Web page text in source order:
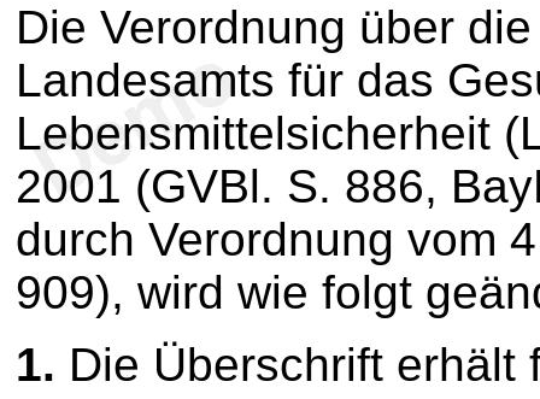
Die Verordnung über
Landesamts für das
Lebensmittelsicherheit
2001 (GVBl. S. 886,
durch Verordnung vom
909), wird wie folgt
1. Die Überschrift erhält